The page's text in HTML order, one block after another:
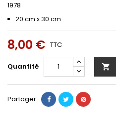
1978
20 cm x 30 cm
8,00 € TTC
Quantité 
Partager